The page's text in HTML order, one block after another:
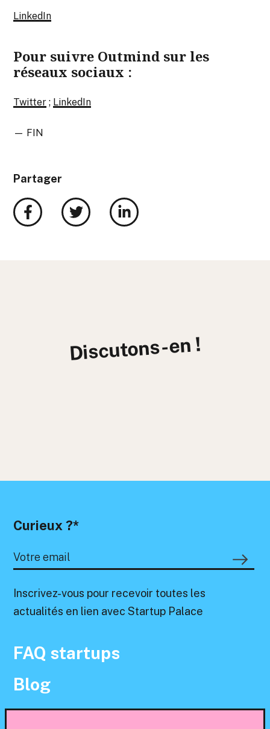
LinkedIn
Pour suivre Outmind sur les
réseaux sociaux :
Twitter ; LinkedIn
— FIN
Partager
Discutons-en !
Curieux ?*
Inscrivez-vous pour recevoir toutes les
actualités en lien avec Startup Palace
FAQ startups
Blog